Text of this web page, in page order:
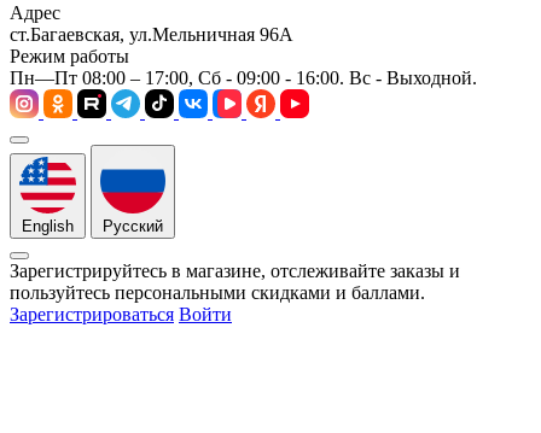
Адрес
ст.Багаевская, ул.Мельничная 96А
Режим работы
Пн—Пт 08:00 – 17:00, Сб - 09:00 - 16:00. Вс - Выходной.
English Русский
Зарегистрируйтесь в магазине, отслеживайте заказы и
пользуйтесь персональными скидками и баллами.
Зарегистрироваться Войти